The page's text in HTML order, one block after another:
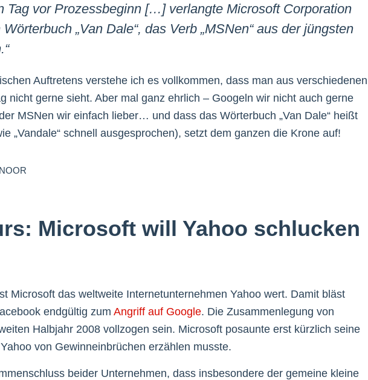
Tag vor Prozessbeginn […] verlangte Microsoft Corporation
„Van Dale“, das Verb „MSNen“ aus der jüngsten
Auftretens verstehe ich es vollkommen, dass man aus verschiedenen
nicht gerne sieht. Aber mal ganz ehrlich – Googeln wir nicht auch gerne
MSNen wir einfach lieber… und dass das Wörterbuch „Van Dale“ heißt
„Vandale“ schnell ausgesprochen), setzt dem ganzen die Krone auf!
Microsoft will Yahoo schlucken
Microsoft das weltweite Internetunternehmen Yahoo wert. Damit bläst
endgültig zum Angriff auf Google. Die Zusammenlegung von
Halbjahr 2008 vollzogen sein. Microsoft posaunte erst kürzlich seine
von Gewinneinbrüchen erzählen musste.
beider Unternehmen, dass insbesondere der gemeine kleine